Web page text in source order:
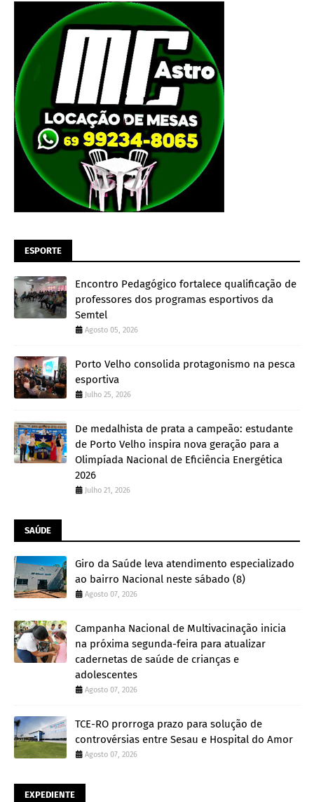
ESPORTE
Encontro Pedagógico fortalece qualificação de
professores dos programas esportivos da
Semtel
Agosto 05, 2026
Porto Velho consolida protagonismo na pesca
esportiva
Julho 25, 2026
De medalhista de prata a campeão: estudante
de Porto Velho inspira nova geração para a
Olimpíada Nacional de Eficiência Energética
2026
Julho 21, 2026
SAÚDE
Giro da Saúde leva atendimento especializado
ao bairro Nacional neste sábado (8)
Agosto 07, 2026
Campanha Nacional de Multivacinação inicia
na próxima segunda-feira para atualizar
cadernetas de saúde de crianças e
adolescentes
Agosto 07, 2026
TCE-RO prorroga prazo para solução de
controvérsias entre Sesau e Hospital do Amor
Agosto 07, 2026
EXPEDIENTE